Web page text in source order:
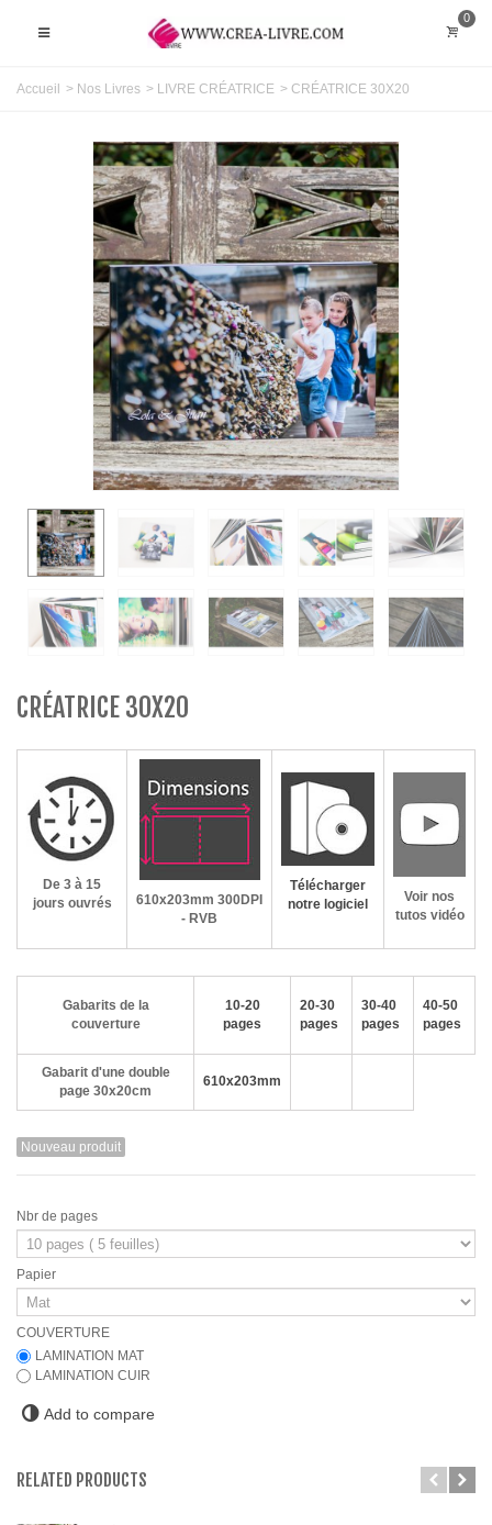
0
Accueil > Nos Livres > LIVRE CRÉATRICE > CRÉATRICE 30X20
CRÉATRICE 30X20
De 3 à 15
jours ouvrés
610x203mm 300DPI
- RVB
Télécharger
notre logiciel
Voir nos
tutos vidéo
Gabarits de la
couverture
10-20
pages
20-30
pages
30-40
pages
40-50
pages
Gabarit d'une double
page 30x20cm
610x203mm
Nouveau produit
Nbr de pages
Papier
COUVERTURE
LAMINATION MAT
LAMINATION CUIR
Add to compare
RELATED PRODUCTS